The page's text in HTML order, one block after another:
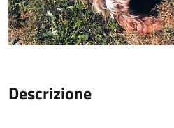
Descrizione